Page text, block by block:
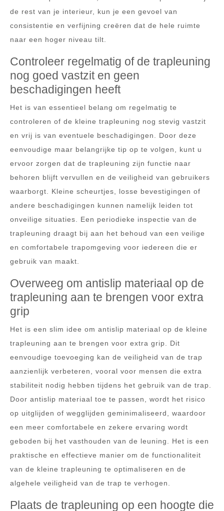
de rest van je interieur, kun je een gevoel van
consistentie en verfijning creëren dat de hele ruimte
naar een hoger niveau tilt.
Controleer regelmatig of de trapleuning
nog goed vastzit en geen
beschadigingen heeft
Het is van essentieel belang om regelmatig te
controleren of de kleine trapleuning nog stevig vastzit
en vrij is van eventuele beschadigingen. Door deze
eenvoudige maar belangrijke tip op te volgen, kunt u
ervoor zorgen dat de trapleuning zijn functie naar
behoren blijft vervullen en de veiligheid van gebruikers
waarborgt. Kleine scheurtjes, losse bevestigingen of
andere beschadigingen kunnen namelijk leiden tot
onveilige situaties. Een periodieke inspectie van de
trapleuning draagt bij aan het behoud van een veilige
en comfortabele trapomgeving voor iedereen die er
gebruik van maakt.
Overweeg om antislip materiaal op de
trapleuning aan te brengen voor extra
grip
Het is een slim idee om antislip materiaal op de kleine
trapleuning aan te brengen voor extra grip. Dit
eenvoudige toevoeging kan de veiligheid van de trap
aanzienlijk verbeteren, vooral voor mensen die extra
stabiliteit nodig hebben tijdens het gebruik van de trap.
Door antislip materiaal toe te passen, wordt het risico
op uitglijden of wegglijden geminimaliseerd, waardoor
een meer comfortabele en zekere ervaring wordt
geboden bij het vasthouden van de leuning. Het is een
praktische en effectieve manier om de functionaliteit
van de kleine trapleuning te optimaliseren en de
algehele veiligheid van de trap te verhogen.
Plaats de trapleuning op een hoogte die